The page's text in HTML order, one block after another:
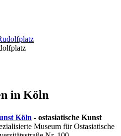
in Köln
Köln - ostasiatische Kunst
Museum für Ostasiatische